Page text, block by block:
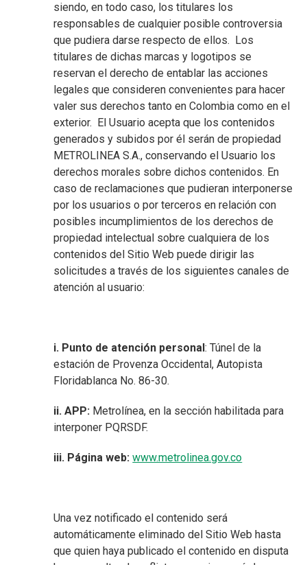
siendo, en todo caso, los titulares los
responsables de cualquier posible controversia
que pudiera darse respecto de ellos. Los
titulares de dichas marcas y logotipos se
reservan el derecho de entablar las acciones
legales que consideren convenientes para hacer
valer sus derechos tanto en Colombia como en el
exterior. El Usuario acepta que los contenidos
generados y subidos por él serán de propiedad
METROLINEA S.A., conservando el Usuario los
derechos morales sobre dichos contenidos. En
caso de reclamaciones que pudieran interponerse
por los usuarios o por terceros en relación con
posibles incumplimientos de los derechos de
propiedad intelectual sobre cualquiera de los
contenidos del Sitio Web puede dirigir las
solicitudes a través de los siguientes canales de
atención al usuario:
i. Punto de atención personal: Túnel de la
estación de Provenza Occidental, Autopista
Floridablanca No. 86-30.
ii. APP: Metrolínea, en la sección habilitada para
interponer PQRSDF.
iii. Página web: www.metrolinea.gov.co
Una vez notificado el contenido será
automáticamente eliminado del Sitio Web hasta
que quien haya publicado el contenido en disputa